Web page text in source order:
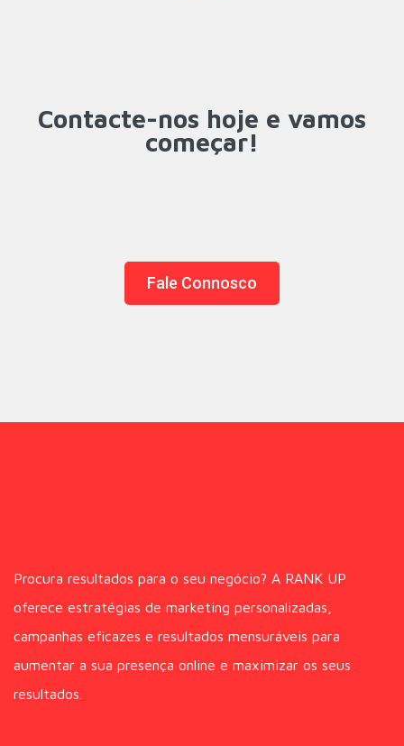
Contacte-nos hoje e vamos
começar!
Fale Connosco
Procura resultados para o seu negócio? A RANK UP
oferece estratégias de marketing personalizadas,
campanhas eficazes e resultados mensuráveis para
aumentar a sua presença online e maximizar os seus
resultados.